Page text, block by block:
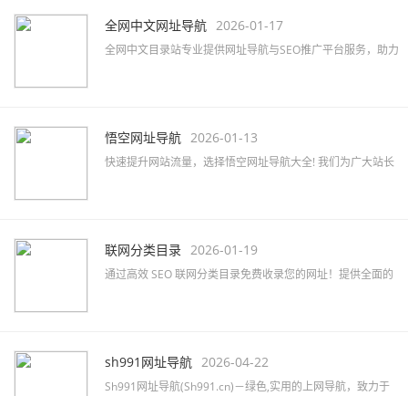
全网中文网址导航 2026-01-17
全网中文目录站专业提供网址导航与SEO推广平台服务，助力
悟空网址导航 2026-01-13
快速提升网站流量，选择悟空网址导航大全! 我们为广大站长
联网分类目录 2026-01-19
通过高效 SEO 联网分类目录免费收录您的网址！提供全面的
sh991网址导航 2026-04-22
Sh991网址导航(Sh991.cn)－绿色,实用的上网导航，致力于